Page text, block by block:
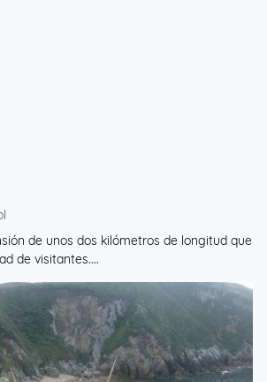
de unos dos kilómetros de longitud que
de visitantes....